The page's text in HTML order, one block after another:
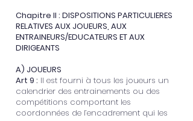
Chapitre II : DISPOSITIONS PARTICULIERES
RELATIVES AUX JOUEURS, AUX
ENTRAINEURS/EDUCATEURS ET AUX
DIRIGEANTS
A) JOUEURS
Art 9 : Il est fourni à tous les joueurs un
calendrier des entrainements ou des
compétitions comportant les
coordonnées de l’encadrement qui les